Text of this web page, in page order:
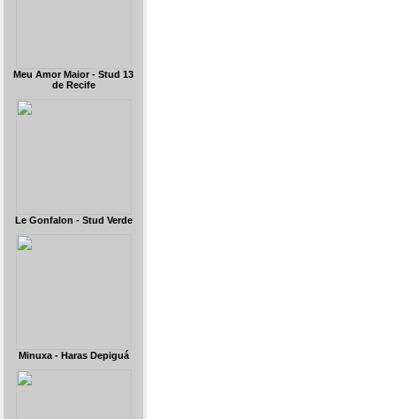
Meu Amor Maior - Stud 13
de Recife
Le Gonfalon - Stud Verde
Minuxa - Haras Depiguá